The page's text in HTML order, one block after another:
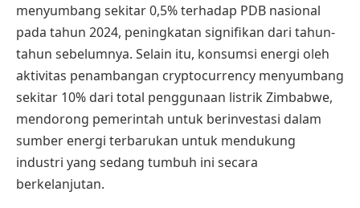
menyumbang sekitar 0,5% terhadap PDB nasional
pada tahun 2024, peningkatan signifikan dari tahun-
tahun sebelumnya. Selain itu, konsumsi energi oleh
aktivitas penambangan cryptocurrency menyumbang
sekitar 10% dari total penggunaan listrik Zimbabwe,
mendorong pemerintah untuk berinvestasi dalam
sumber energi terbarukan untuk mendukung
industri yang sedang tumbuh ini secara
berkelanjutan.